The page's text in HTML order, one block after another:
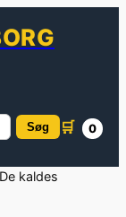
Søg 🛒 0
kaldes